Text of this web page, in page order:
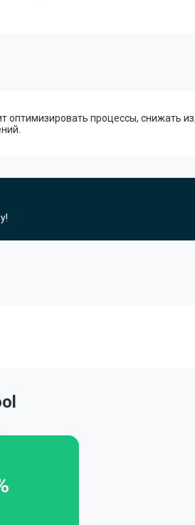
оптимизировать процессы, снижать